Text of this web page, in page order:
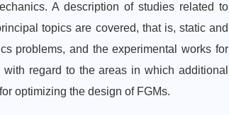
A description of studies related to
topics are covered, that is, static and
problems, and the experimental works for
regard to the areas in which additional
optimizing the design of FGMs.